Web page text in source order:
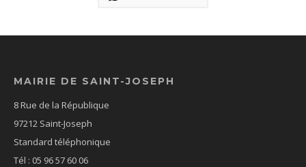
MAIRIE DE SAINT-JOSEPH
8 Rue de la République
97212 Saint-Joseph
Standard téléphonique
Tél : 05 96 57 60 06